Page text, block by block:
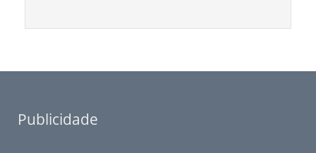
Publicidade